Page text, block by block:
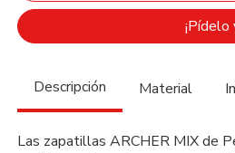
¡Pídelo
Descripción Material
Las zapatillas ARCHER MIX de